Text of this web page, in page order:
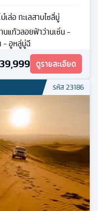
ล่อ ทะเลสาบไซลี่มู่
แก้วลอยฟ้าว่านเซิ่น -
- อูหลู่มู่ฉี
39,999 ดูรายละเอียด
รหัส23186